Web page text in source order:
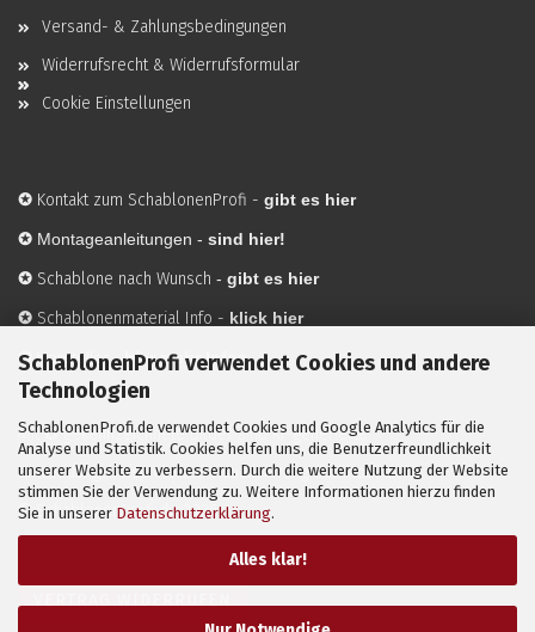
SchablonenProfi verwendet Cookies und andere
Technologien
SchablonenProfi.de verwendet Cookies und Google Analytics für die
Analyse und Statistik. Cookies helfen uns, die Benutzerfreundlichkeit
unserer Website zu verbessern. Durch die weitere Nutzung der Website
stimmen Sie der Verwendung zu. Weitere Informationen hierzu finden
Sie in unserer Datenschutzerklärung.
Alles klar!
Versand- & Zahlungsbedingungen
Widerrufsrecht & Widerrufsformular
Cookie Einstellungen
✪ Kontakt zum SchablonenProfi - gibt es hier
✪ Montageanleitungen - sind hier!
✪ Schablone nach Wunsch - gibt es hier
✪ Schablonenmaterial Info - klick hier
✪Hersteller-hier mehr Infos
Mit ✪ gekennzeichnete Bilder sind KI-generierte
Anwendungsbeispiele zur Visualisierung der Motive.
© SchablonenProfi.de2026